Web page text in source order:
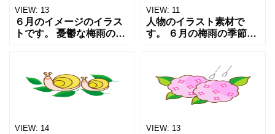
VIEW: 13
６月のイメージのイラス
トです。 憂鬱な梅雨の季
いなブルー系のアジサイ
の花のイラストです。
VIEW: 11
人物のイラスト素材で
す。 ６月の梅雨の季節を
て水たまりで遊ぶ かわい
い子どもの様子です。 ワ
ンポイントイラストにご
VIEW: 14 VIEW: 13